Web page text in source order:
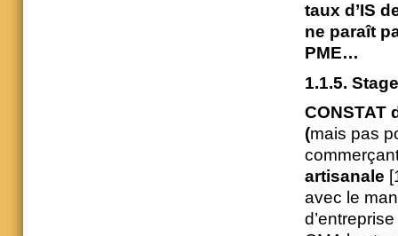
taux d’IS
ne paraît
PME…
1.1.5.
CONSTAT
(mais pas
artisanale
avec le